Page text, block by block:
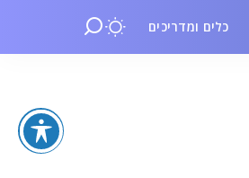
כלים ומדריכים